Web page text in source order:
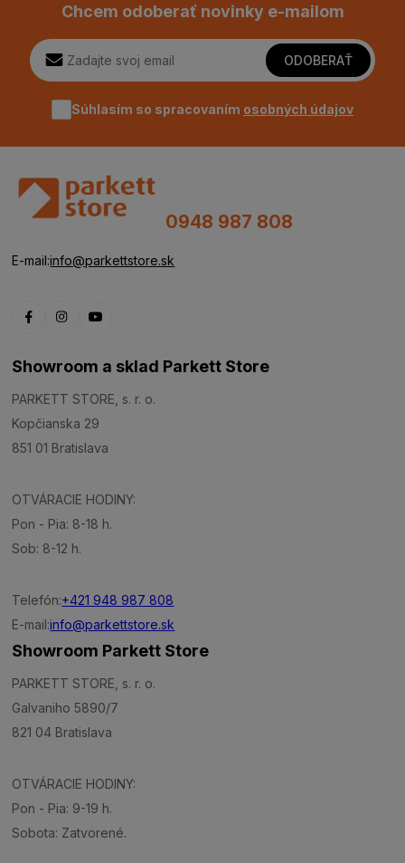
Chcem odoberať novinky e-mailom
ODOBERAŤ
Súhlasím so spracovaním osobných údajov
0948 987 808
E-mail:info@parkettstore.sk
Showroom a sklad Parkett Store
PARKETT STORE, s. r. o.
Kopčianska 29
851 01 Bratislava
OTVÁRACIE HODINY:
Pon - Pia: 8-18 h.
Sob: 8-12 h.
Telefón:+421 948 987 808
E-mail:info@parkettstore.sk
Showroom Parkett Store
PARKETT STORE, s. r. o.
Galvaniho 5890/7
821 04 Bratislava
OTVÁRACIE HODINY:
Pon - Pia: 9-19 h.
Sobota: Zatvorené.